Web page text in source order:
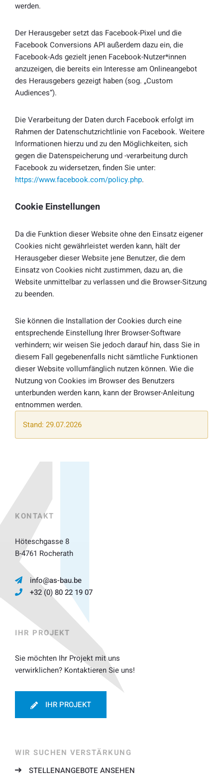
werden.
Der Herausgeber setzt das Facebook-Pixel und die
Facebook Conversions API außerdem dazu ein, die
Facebook-Ads gezielt jenen Facebook-Nutzer*innen
anzuzeigen, die bereits ein Interesse am Onlineangebot
des Herausgebers gezeigt haben (sog. „Custom
Audiences“).
Die Verarbeitung der Daten durch Facebook erfolgt im
Rahmen der Datenschutzrichtlinie von Facebook. Weitere
Informationen hierzu und zu den Möglichkeiten, sich
gegen die Datenspeicherung und -verarbeitung durch
Facebook zu widersetzen, finden Sie unter:
https://www.facebook.com/policy.php.
Cookie Einstellungen
Da die Funktion dieser Website ohne den Einsatz eigener
Cookies nicht gewährleistet werden kann, hält der
Herausgeber dieser Website jene Benutzer, die dem
Einsatz von Cookies nicht zustimmen, dazu an, die
Website unmittelbar zu verlassen und die Browser-Sitzung
zu beenden.
Sie können die Installation der Cookies durch eine
entsprechende Einstellung Ihrer Browser-Software
verhindern; wir weisen Sie jedoch darauf hin, dass Sie in
diesem Fall gegebenenfalls nicht sämtliche Funktionen
dieser Website vollumfänglich nutzen können. Wie die
Nutzung von Cookies im Browser des Benutzers
unterbunden werden kann, kann der Browser-Anleitung
entnommen werden.
Stand: 29.07.2026
KONTAKT
Höteschgasse 8
B-4761 Rocherath
info@as-bau.be
+32 (0) 80 22 19 07
IHR PROJEKT
Sie möchten Ihr Projekt mit uns
verwirklichen? Kontaktieren Sie uns!
IHR PROJEKT
WIR SUCHEN VERSTÄRKUNG
STELLENANGEBOTE ANSEHEN